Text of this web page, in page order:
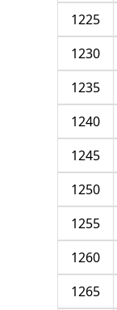
1225
1230
1235
1240
1245
1250
1255
1260
1265